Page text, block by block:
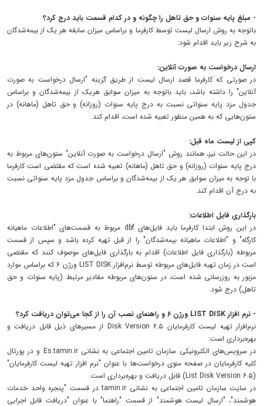
- مبلغ پایه سنوات و حق تاهل را چگونه و در کدام قسمت باید درج کرد؟
باتوجه به روش ارسال لیست توسط کارفرما و براساس میزان سابقه هر یک از بیمه‌شدگان
به شرح زیر باید اقدام شود:
ارسال درخواست به صورت آنلاین:
در صورتی که کارفرما قصد ارسال لیست از طریق گزینه "ارسال درخواست به صورت
آنلاین" را داشته باشد، باید باتوجه به میزان سوابق هریک از بیمه‌شدگان و براساس
جدول مزد پایه سنواتی نسبت به درج پایه سنوات (روزانه) و حق تاهل (ماهانه) در
ستون‌هایی که به همین منظور تعبیه شده است، اقدام کند.
کپی از لیست ماه قبل:
در این حالت نیز، همانند روش "ارسال درخواست به صورت آنلاین" ستون‌های مربوط به
درج پایه سنوات (روزانه) و حق تاهل (ماهانه) تعبیه شده است که مقتضی است کارفرما
با توجه به میزان سوابق هر یک از بیمه‌شدگان و براساس جدول مزد پایه سنواتی نسبت
به درج آن اقدام کند.
بارگذاری فایل اطلاعات:
در این روش ابتدا کارفرما باید فایل‌های dbf مربوط به قسمت‌های "اطلاعات ماهیانه
کارگاه" و "اطلاعات ماهیانه بیمه‌شدگان" را از قبل تهیه کرده باشد و سپس از قسمت
مربوطه (بارگذاری فایل اطلاعات) اقدام به بارگذاری فایل‌های موصوف کنند که مقتضی
است در زمان تهیه فایل‌های مربوطه توسط نرم‌افزار LIST DISK ورژن ۶ که براساس موارد
مزبور به روزرسانی شده است، در ستون‌های مربوطه مقادیر مرتبط (پایه سنوات و حق
تاهل) درج شود.
- نرم افزار LIST DISK ورژن ۶ و راهنمای نصب آن را از کجا می‌توان دریافت کرد؟
نرم‌افزار تهیه لیست کارفرمایان ۶.۵ Disk Version از مسیر‌های ذیل قابل دریافت و
بهره‌برداری است:
در سرویس‌های الکترونیکی سازمان تامین اجتماعی به نشانی Es.tamin.ir و در پورتال
کلیه کارفرمایان در صفحه منوی درخواست‌ها با عنوان "نرم افزار تهیه لیست کارفرمایان"
(۶.۵ List Disk Version) قابل دریافت و بهره‌برداری است.
در سایت سازمان تامین اجتماعی به نشانی tamin.ir در قسمت "پنجره واحد خدمات
هوشمند"، "ارسال لیست هوشمند" از قسمت "راهنما" با عنوان "دریافت قابل اجرایی